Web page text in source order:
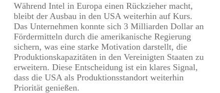
Während Intel in Europa einen Rückzieher macht,
bleibt der Ausbau in den USA weiterhin auf Kurs.
Das Unternehmen konnte sich 3 Milliarden Dollar an
Fördermitteln durch die amerikanische Regierung
sichern, was eine starke Motivation darstellt, die
Produktionskapazitäten in den Vereinigten Staaten zu
erweitern. Diese Entscheidung ist ein klares Signal,
dass die USA als Produktionsstandort weiterhin
Priorität genießen.